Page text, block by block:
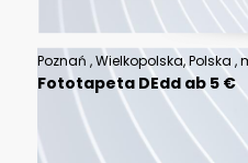
Fototapeta DEdd ab 5 €